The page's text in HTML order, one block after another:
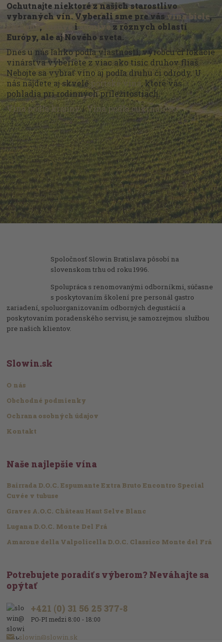
Ochutnajte niektoré z našich starostlivo
vybraných vín. Vyberali sme pre vásvína biele,
červené, išumivé z rôznych oblastí
Európy, ale aj Nového sveta.
Dnes u nás ľahko podľa vlastností, výrobcu či lokácie
vinárstva vyberiete z viac ako tisíc druhov fliaš.
Nebojte sa vybrať víno aj podľa druhu či odrody. U
nás nájdete aj skveléportské vína, ktoré vás
pohladia pri rodinných príležitostiach.
Vína podľa krajiny/Vína podľa cukrnatosti
Spoločnosť Slowin Bratislava pôsobí na
slovenskom trhu od roku 1996.
Spolupráca s renomovanými odborníkmi, súčasne
s poskytovaním školení pre personál gastro
zariadení, spoluorganizovaním odborných degustácií a
poskytovaním poradenského servisu, je samozrejmou službou
pre našich klientov.
Slowin.sk
O nás
Obchodné podmienky
Ochrana osobných údajov
Kontakt
Naše najlepšie vína
Bairrada D.O.C. Espumante Extra Bruto Encontro Special
Cuvée v tubuse
Graves A.O.C. Château Haut Selve Blanc
Lugana D.O.C. Monte Del Frá
Amarone della Valpolicella D.O.C. Classico Monte del Frá
Potrebujete poradiť s výberom? Neváhajte sa
opýtať
+421 (0) 31 56 25 377-8
PO-PI medzi 8:00 - 18:00
slowin@slowin.sk